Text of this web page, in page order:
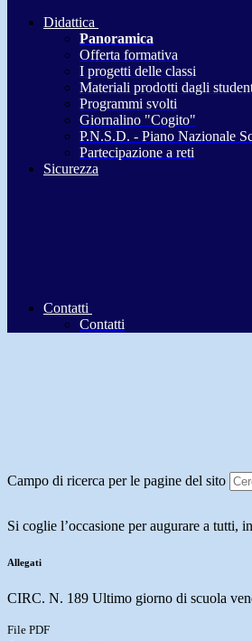
Didattica
Panoramica
Offerta formativa
I progetti delle classi
Materiali prodotti dagli
Programmi svolti
Giornalino "Cogito"
P.N.S.D. - Piano Nazionale
Partecipazione a reti
Sicurezza
Contatti
Contatti
Campo di ricerca per le pagine del sito
Si coglie l’occasione per augurare a tutti,
Allegati
CIRC. N. 189 Ultimo giorno di scuola
File PDF